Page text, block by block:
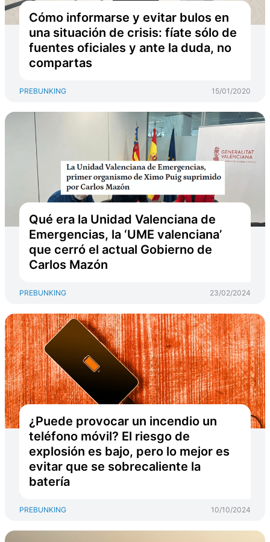
Cómo informarse y evitar bulos en
una situación de crisis: fíate sólo de
fuentes oficiales y ante la duda, no
compartas
PREBUNKING 15/01/2020
Qué era la Unidad Valenciana de
Emergencias, la ‘UME valenciana’
que cerró el actual Gobierno de
Carlos Mazón
PREBUNKING 23/02/2024
¿Puede provocar un incendio un
teléfono móvil? El riesgo de
explosión es bajo, pero lo mejor es
evitar que se sobrecaliente la
batería
PREBUNKING 10/10/2024